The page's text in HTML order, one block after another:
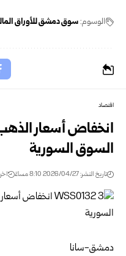
الوسوم:سوق دمشق للأوراق
اقتصاد
السوق السورية
تاريخ النشر: 2026/04/27 8:10 مساءً اخر
دمشق-سانا